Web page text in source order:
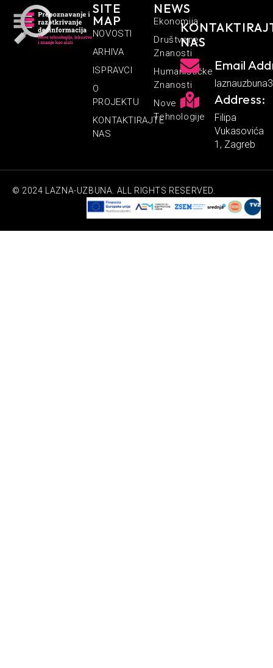
SITE
MAP
NOVOSTI
ARHIVA
ISPRAVCI
O
PROJEKTU
KONTAKTIRAJTE
NAS
NEWS
Ekonomija
Društvene
Znanosti
Humanističke
Znanosti
Nove
Tehnologije
NAS
Email
Address:
Filipa
Vukasovića
1, Zagreb
© 2024 LAZNA-UZBUNA. ALL RIGHTS RESERVED.